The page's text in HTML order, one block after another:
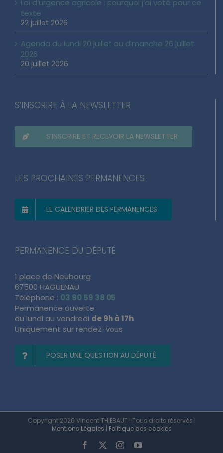
Loi d’urgence agricole : pourquoi j’ai voté pour ce
texte
22 juillet 2026
Agenda du lundi 20 juillet au dimanche 26 juillet
2026
20 juillet 2026
S’INSCRIRE À LA NEWSLETTER
S’INSCRIRE ET RECEVOIR LA NEWSLETTER
LES PROCHAINES PERMANENCES
LE CALENDRIER DES PERMANENCES
PERMANENCE DU DÉPUTÉ
1 place de Neubourg
67500 HAGUENAU
Téléphone : 03 90 59 38 05
Permanence ouverte
du lundi au vendredi de 9h à 17h
Uniquement sur rendez-vous
POSER UNE QUESTION AU DÉPUTÉ
Copyright 2026 Vincent THIÉBAUT | Tous droits réservés |
Mentions Légales | Politique des cookies
Facebook
X InstagramYouTube